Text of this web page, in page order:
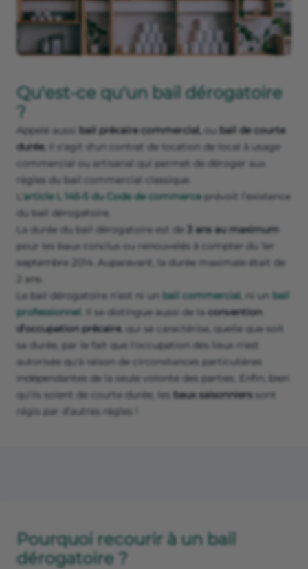
Qu'est-ce qu'un bail dérogatoire
?
Appelé aussi bail précaire commercial, ou bail de courte
durée, il s'agit d'un contrat de location de local à usage
commercial ou artisanal qui permet de déroger aux
règles du bail commercial classique.
article L 145-5 du Code de commerceprévoit l’existence
du bail dérogatoire.
La durée du bail dérogatoire est de
3 ans au maximum
pour les baux conclus ou renouvelés à compter du 1er
septembre 2014. Auparavant, la durée maximale était de
2 ans.
Le bail dérogatoire n’est ni un bail commercial , ni un bail
professionnel . Il se distingue aussi de la convention
d’occupation précaire, qui se caractérise, quelle que soit
sa durée, par le fait que l'occupation des lieux n'est
autorisée qu'à raison de circonstances particulières
indépendantes de la seule volonté des parties. Enfin, bien
qu’ils soient de courte durée, les baux saisonniers sont
régis par d’autres règles !
Pourquoi recourir à un bail
dérogatoire ?